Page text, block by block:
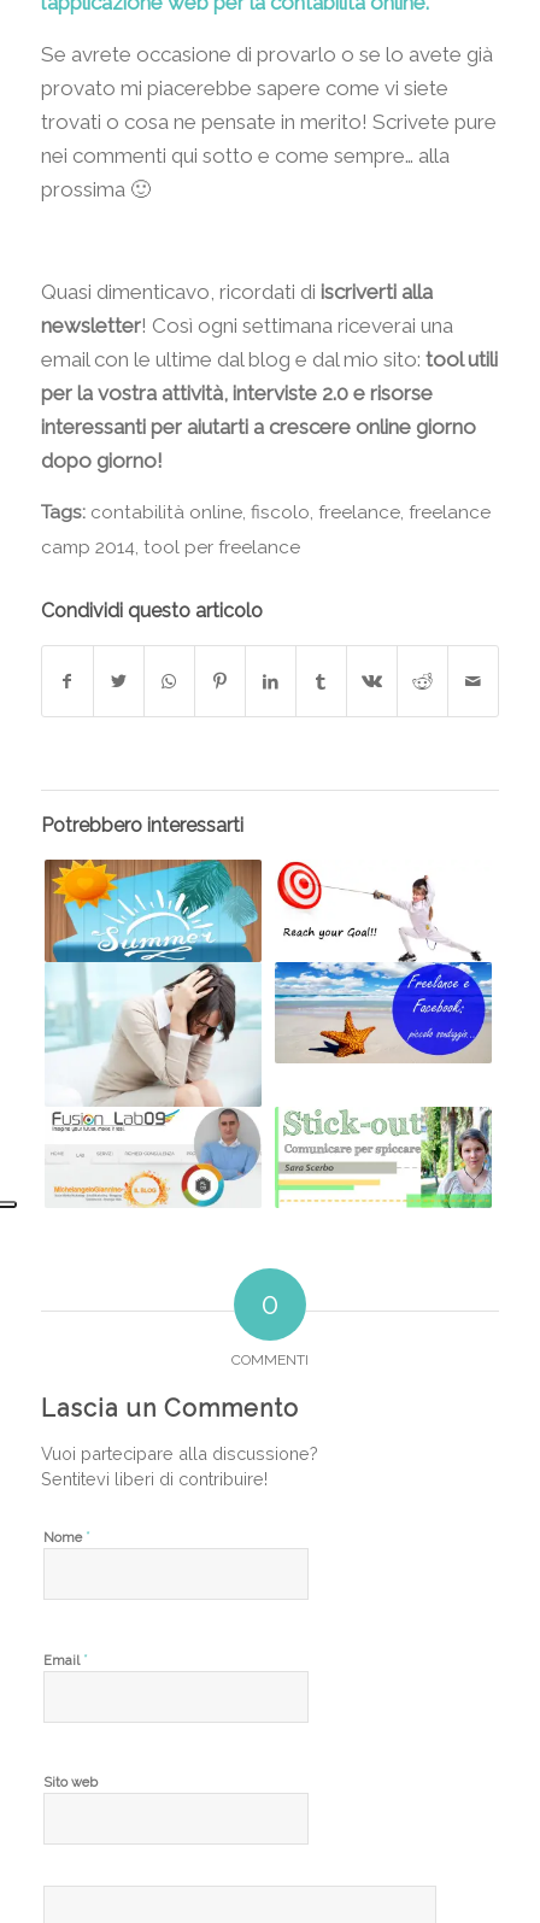
Se avrete occasione di provarlo o se lo avete già
provato mi piacerebbe sapere come vi siete
trovati o cosa ne pensate in merito! Scrivete pure
nei commenti qui sotto e come sempre… alla
prossima 🙂
Quasi dimenticavo, ricordati di iscriverti alla
newsletter! Così ogni settimana riceverai una
email con le ultime dal blog e dal mio sito: tool utili
per la vostra attività, interviste 2.0 e risorse
interessanti per aiutarti a crescere online giorno
dopo giorno!
Tags: contabilità online, fiscolo, freelance, freelance
camp 2014, tool per freelance
Condividi questo articolo
Potrebbero interessarti
0
COMMENTI
Lascia un Commento
Vuoi partecipare alla discussione?
Sentitevi liberi di contribuire!
Nome *
Email *
Sito web